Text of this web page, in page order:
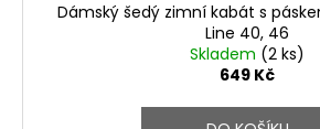
Dámský šedý zimní kabát s
Line 40, 46
Skladem (2 ks)
649 Kč